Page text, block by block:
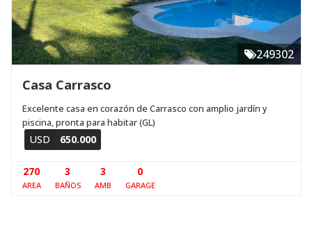
249302
Casa Carrasco
Excelente casa en corazón de Carrasco con amplio jardín y
piscina, pronta para habitar (GL)
USD 650.000
270
AREA
3
BAÑOS
3
AMB
0
GARAGE